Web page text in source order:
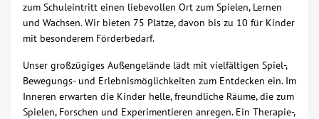
Begegnung
Über uns
zum Schuleintritt einen liebevollen Ort zum Spielen, Lernen
und Wachsen. Wir bieten 75 Plätze, davon bis zu 10 für Kinder
mit besonderem Förderbedarf.
Unser großzügiges Außengelände lädt mit vielfältigen Spiel-,
Bewegungs- und Erlebnismöglichkeiten zum Entdecken ein. Im
Inneren erwarten die Kinder helle, freundliche Räume, die zum
Spielen, Forschen und Experimentieren anregen. Ein Therapie-,